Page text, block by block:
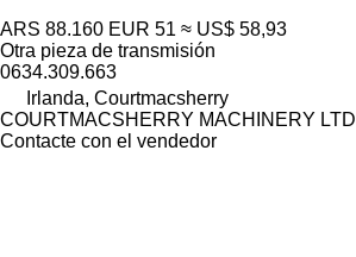
ARS 88.160 EUR 51 ≈ US$ 58,93
Otra pieza de transmisión
0634.309.663
Irlanda, Courtmacsherry
COURTMACSHERRY MACHINERY LTD
Contacte con el vendedor